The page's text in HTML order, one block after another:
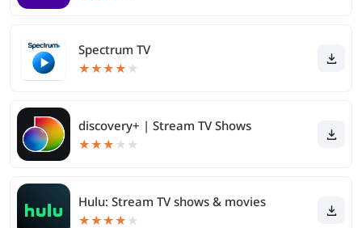
Spectrum TV
★★★★ ★
discovery+ | Stream TV Shows
★★★ ★ ★
Hulu: Stream TV shows & movies
★★★★ ★